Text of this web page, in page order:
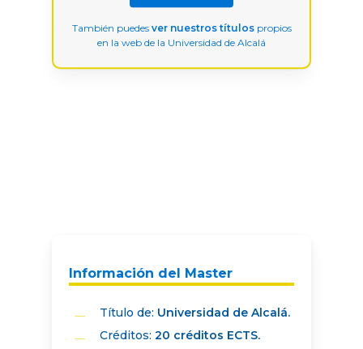
También puedes ver nuestros títulospropios
en la web de la Universidad de Alcalá
Información del Master
Título de: Universidad de Alcalá.
Créditos: 20 créditos ECTS.